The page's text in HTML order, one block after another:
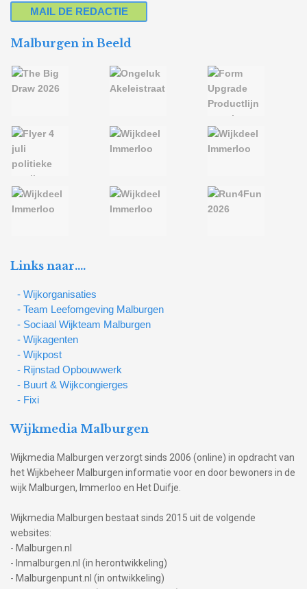
MAIL DE REDACTIE
Malburgen in Beeld
Links naar….
- Wijkorganisaties
- Team Leefomgeving Malburgen
- Sociaal Wijkteam Malburgen
- Wijkagenten
- Wijkpost
- Rijnstad Opbouwwerk
- Buurt & Wijkcongierges
- Fixi
Wijkmedia Malburgen
Wijkmedia Malburgen verzorgt sinds 2006 (online) in opdracht van
het Wijkbeheer Malburgen informatie voor en door bewoners in de
wijk Malburgen, Immerloo en Het Duifje.
Wijkmedia Malburgen bestaat sinds 2015 uit de volgende
websites:
- Malburgen.nl
- Inmalburgen.nl (in herontwikkeling)
- Malburgenpunt.nl (in ontwikkeling)